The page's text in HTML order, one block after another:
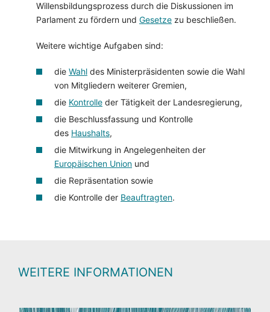
Willensbildungsprozess durch die Diskussionen im
Parlament zu fördern und Gesetze zu beschließen.
Weitere wichtige Aufgaben sind:
die Wahl des Ministerpräsidenten sowie die Wahl
von Mitgliedern weiterer Gremien,
die Kontrolle der Tätigkeit der Landesregierung,
die Beschlussfassung und Kontrolle
des Haushalts,
die Mitwirkung in Angelegenheiten der
Europäischen Union und
die Repräsentation sowie
die Kontrolle der Beauftragten.
WEITERE INFORMATIONEN